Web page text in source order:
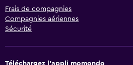
Frais de compagnies
Compagnies aériennes
Sécurité
Téléchargez l’appli momondo